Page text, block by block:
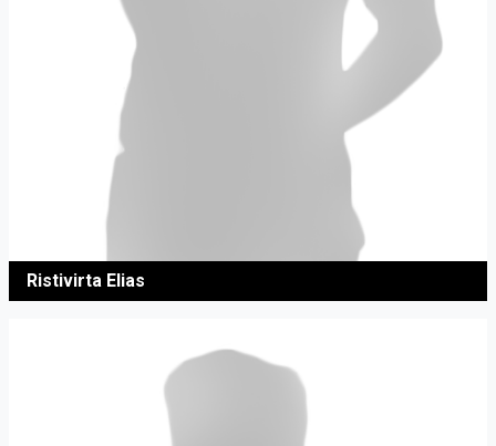
Ristivirta Elias